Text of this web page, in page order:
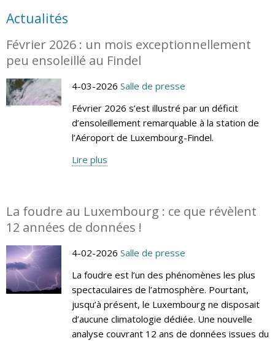
Actualités
Février 2026 : un mois exceptionnellement
peu ensoleillé au Findel
4-03-2026 Salle de presse
Février 2026 s’est illustré par un déficit
d’ensoleillement remarquable à la station de
l’Aéroport de Luxembourg-Findel.
Lire plus
La foudre au Luxembourg : ce que révèlent
12 années de données !
4-02-2026 Salle de presse
La foudre est l’un des phénomènes les plus
spectaculaires de l’atmosphère. Pourtant,
jusqu’à présent, le Luxembourg ne disposait
d’aucune climatologie dédiée. Une nouvelle
analyse couvrant 12 ans de données issues du